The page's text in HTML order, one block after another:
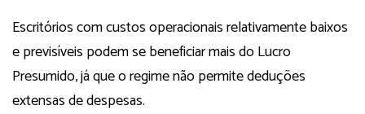
Escritórios com custos operacionais relativamente baixos
e previsíveis podem se beneficiar mais do Lucro
Presumido, já que o regime não permite deduções
extensas de despesas.